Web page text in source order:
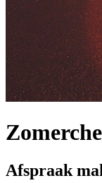
Afspraak